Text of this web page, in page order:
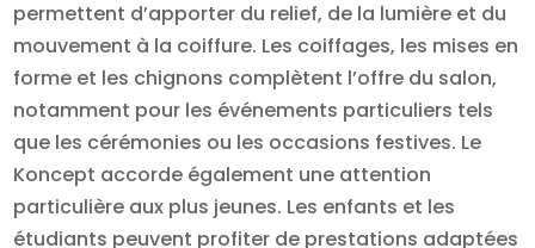
permettent d’apporter du relief, de la lumière et du
mouvement à la coiffure. Les coiffages, les mises en
forme et les chignons complètent l’offre du salon,
notamment pour les événements particuliers tels
que les cérémonies ou les occasions festives. Le
Koncept accorde également une attention
particulière aux plus jeunes. Les enfants et les
étudiants peuvent profiter de prestations adaptées